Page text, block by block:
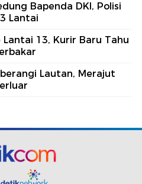
Bapenda DKI, Polisi
Lantai
13, Kurir Baru Tahu
Lautan, Merajut